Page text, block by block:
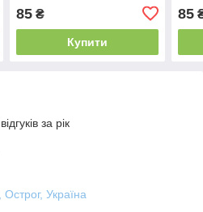
85₴
Купити
85
за рік
Україна